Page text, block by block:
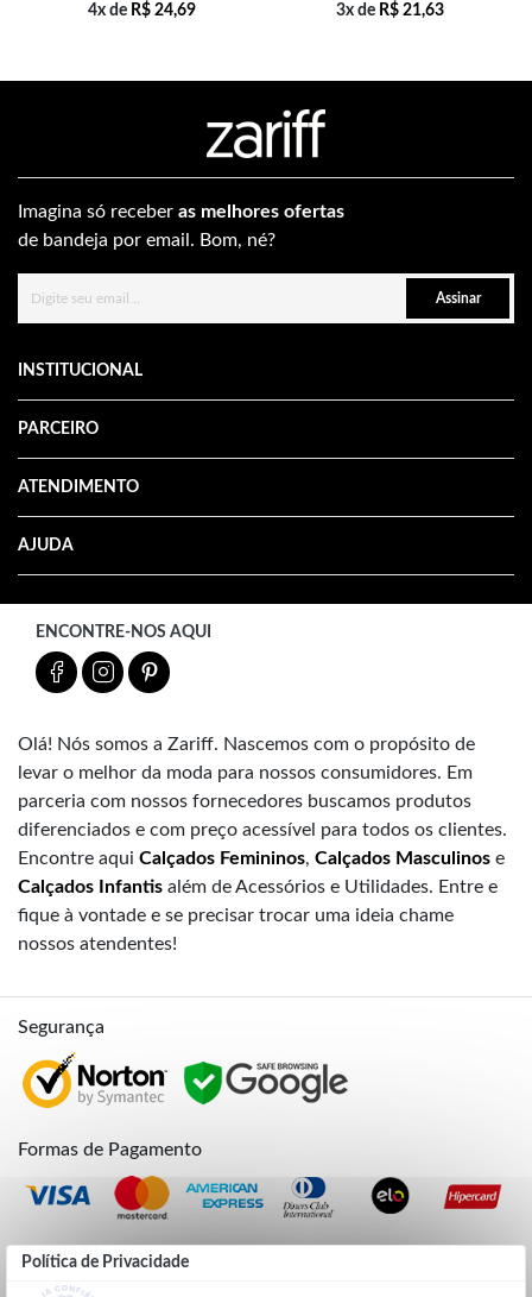
Política de Privacidade
4x de R$ 24,69 3x de R$ 21,63
Imagina só receber as melhores ofertas
de bandeja por email. Bom, né?
Assinar
INSTITUCIONAL
PARCEIRO
ATENDIMENTO
AJUDA
ENCONTRE-NOS AQUI
Olá! Nós somos a Zariff. Nascemos com o propósito de
levar o melhor da moda para nossos consumidores. Em
parceria com nossos fornecedores buscamos produtos
diferenciados e com preço acessível para todos os clientes.
Encontre aqui Calçados Femininos, Calçados Masculinos e
Calçados Infantis além de Acessórios e Utilidades. Entre e
fique à vontade e se precisar trocar uma ideia chame
nossos atendentes!
Segurança
Formas de Pagamento
Credibilidade